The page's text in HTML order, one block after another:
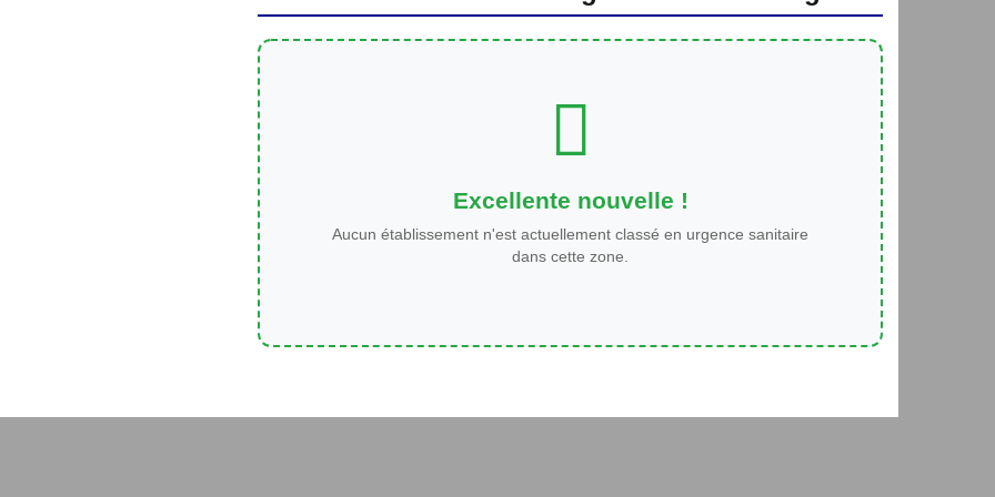
Excellente nouvelle !
Aucun établissement n'est actuellement classé en urgence sanitaire
dans cette zone.